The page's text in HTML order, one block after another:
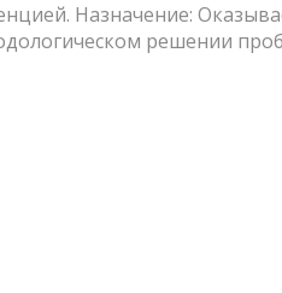
Назначение:
решении